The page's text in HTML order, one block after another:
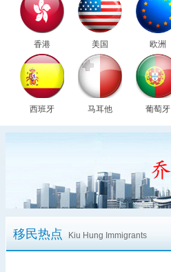
香港 美国 欧洲
西班牙 马耳他 葡萄牙
移民热点 Kiu Hung Immigrants